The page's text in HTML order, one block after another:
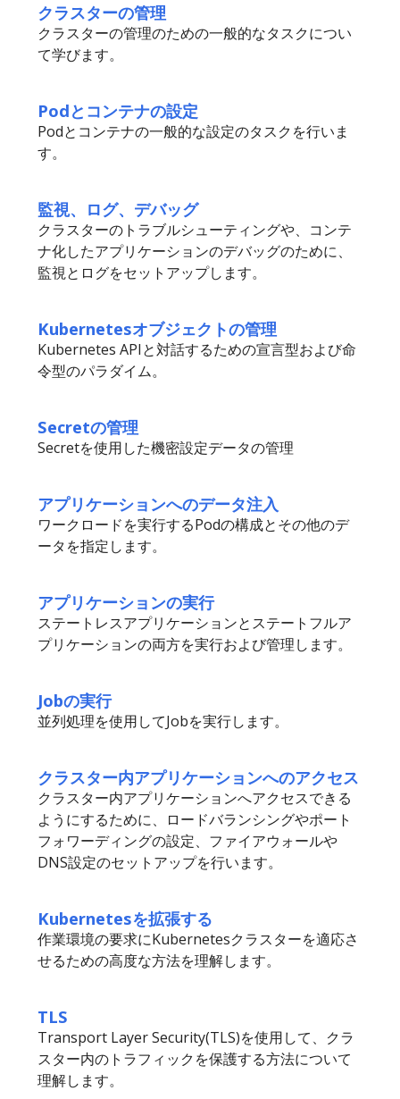
クラスターの管理
クラスターの管理のための一般的なタスクについ
て学びます。
Podとコンテナの設定
Podとコンテナの一般的な設定のタスクを行いま
す。
監視、ログ、デバッグ
クラスターのトラブルシューティングや、コンテ
ナ化したアプリケーションのデバッグのために、
監視とログをセットアップします。
Kubernetesオブジェクトの管理
Kubernetes APIと対話するための宣言型および命
令型のパラダイム。
Secretの管理
Secretを使用した機密設定データの管理
アプリケーションへのデータ注入
ワークロードを実行するPodの構成とその他のデ
ータを指定します。
アプリケーションの実行
ステートレスアプリケーションとステートフルア
プリケーションの両方を実行および管理します。
Jobの実行
並列処理を使用してJobを実行します。
クラスター内アプリケーションへのアクセス
クラスター内アプリケーションへアクセスできる
ようにするために、ロードバランシングやポート
フォワーディングの設定、ファイアウォールや
DNS設定のセットアップを行います。
Kubernetesを拡張する
作業環境の要求にKubernetesクラスターを適応さ
せるための高度な方法を理解します。
TLS
Transport Layer Security(TLS)を使用して、クラ
スター内のトラフィックを保護する方法について
理解します。